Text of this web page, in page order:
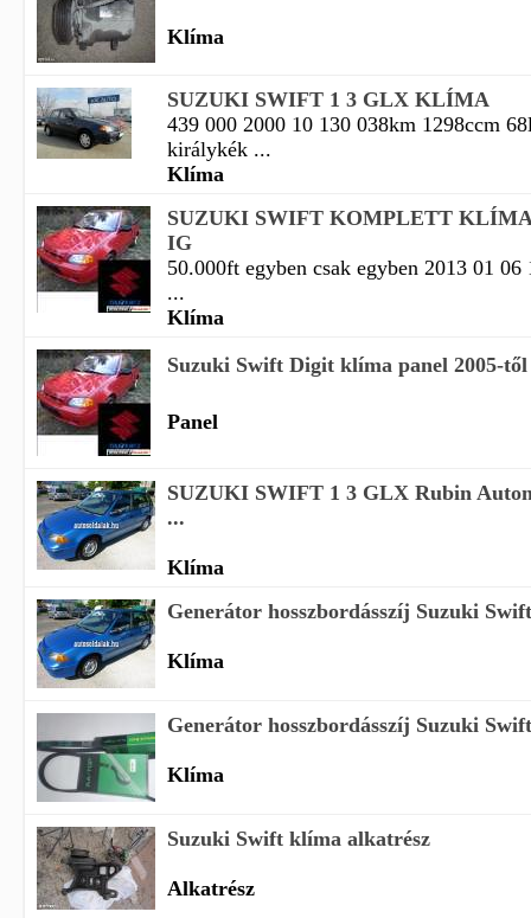
Klíma
SUZUKI SWIFT 1 3 GLX KLÍMA
439 000 2000 10 130 038km 1298ccm
királykék ...
Klíma
SUZUKI SWIFT KOMPLETT KLÍMA
IG
50.000ft egyben csak egyben 2013 01
...
Klíma
Suzuki Swift Digit klíma panel 2005-től
Panel
SUZUKI SWIFT 1 3 GLX Rubin
...
Klíma
Generátor hosszbordásszíj Suzuki
Klíma
Generátor hosszbordásszíj Suzuki
Klíma
Suzuki Swift klíma alkatrész
Alkatrész